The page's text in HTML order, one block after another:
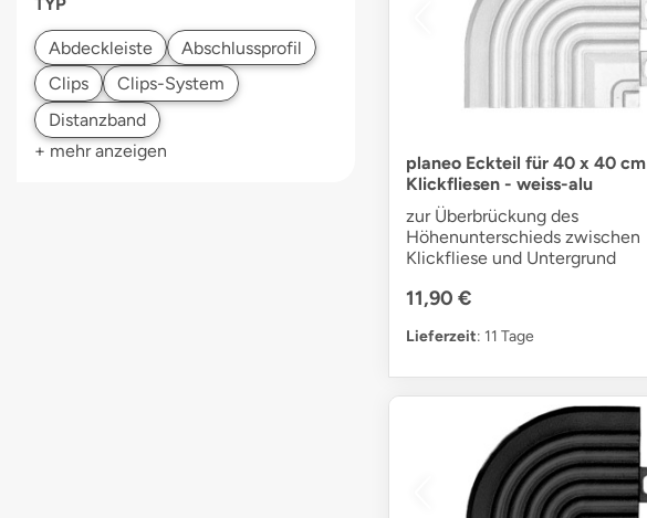
+ mehr anzeigen
planeo Eckteil für 40 x 40 cm
Klickfliesen - weiss-alu
zur Überbrückung des
Höhenunterschieds zwischen
Klickfliese und Untergrund
11,90 €
Lieferzeit: 11 Tage